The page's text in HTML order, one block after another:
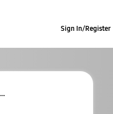
Sign In/Register